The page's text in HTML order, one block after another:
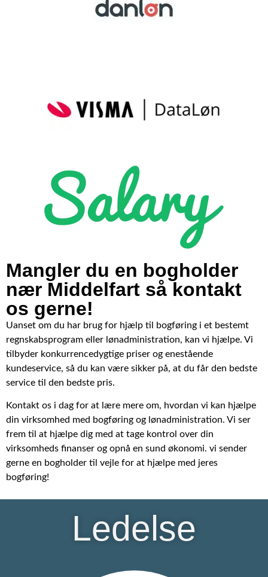
Mangler du en bogholder
nær Middelfart så kontakt
os gerne!
Uanset om du har brug for hjælp til bogføring i et bestemt
regnskabsprogram eller lønadministration, kan vi hjælpe. Vi
tilbyder konkurrencedygtige priser og enestående
kundeservice, så du kan være sikker på, at du får den bedste
service til den bedste pris.
Kontakt os i dag for at lære mere om, hvordan vi kan hjælpe
din virksomhed med bogføring og lønadministration. Vi ser
frem til at hjælpe dig med at tage kontrol over din
virksomheds finanser og opnå en sund økonomi. vi sender
gerne en bogholder til vejle for at hjælpe med jeres
bogføring!
Ledelse